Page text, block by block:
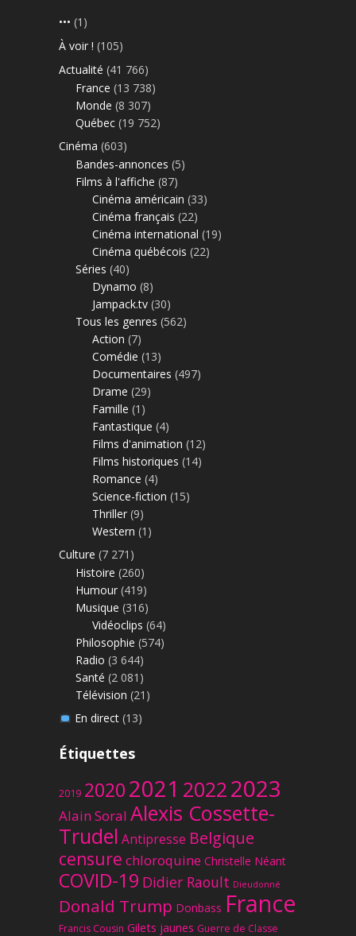
••• (1)
À voir ! (105)
Actualité (41 766)
France (13 738)
Monde (8 307)
Québec (19 752)
Cinéma (603)
Bandes-annonces (5)
Films à l'affiche (87)
Cinéma américain (33)
Cinéma français (22)
Cinéma international (19)
Cinéma québécois (22)
Séries (40)
Dynamo (8)
Jampack.tv (30)
Tous les genres (562)
Action (7)
Comédie (13)
Documentaires (497)
Drame (29)
Famille (1)
Fantastique (4)
Films d'animation (12)
Films historiques (14)
Romance (4)
Science-fiction (15)
Thriller (9)
Western (1)
Culture (7 271)
Histoire (260)
Humour (419)
Musique (316)
Vidéoclips (64)
Philosophie (574)
Radio (3 644)
Santé (2 081)
Télévision (21)
En direct(13)
Étiquettes
2019 20202021 20222023
Alain Soral Alexis Cossette-
Trudel Antipresse Belgique
censure chloroquine Christelle Néant
COVID-19 Didier Raoult Dieudonné
Donald Trump Donbass France
Francis Cousin Gilets jaunes Guerre de Classe